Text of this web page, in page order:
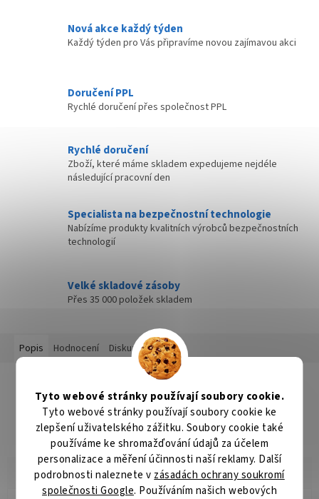
Tyto webové stránky používají soubory cookie.
Tyto webové stránky používají soubory cookie ke
zlepšení uživatelského zážitku. Soubory cookie také
používáme ke shromažďování údajů za účelem
personalizace a měření účinnosti naší reklamy. Další
podrobnosti naleznete v zásadách ochrany soukromí
společnosti Google. Používáním našich webových
Nová akce každý týden
Každý týden pro Vás připravíme novou zajímavou akci
Doručení PPL
Rychlé doručení přes společnost PPL
Rychlé doručení
Zboží, které máme skladem expedujeme nejdéle
následující pracovní den
Specialista na bezpečnostní technologie
Nabízíme produkty kvalitních výrobců bezpečnostních
technologií
Velké skladové zásoby
Přes 35 000 položek skladem
Popis Hodnocení Diskuze
Detailní popis produktu
Popis produktu není dostupný